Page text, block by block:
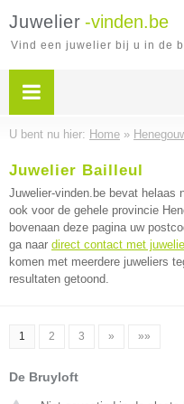
Juwelier -vinden.be
Vind een juwelier bij u in de
U bent nu hier: Home »
Juwelier Bailleul
Juwelier-vinden.be bevat helaas
ook voor de gehele provincie
bovenaan deze pagina uw
ga naar direct contact met
komen met meerdere juweliers
resultaten getoond.
1 2 3 » »»
De Bruyloft